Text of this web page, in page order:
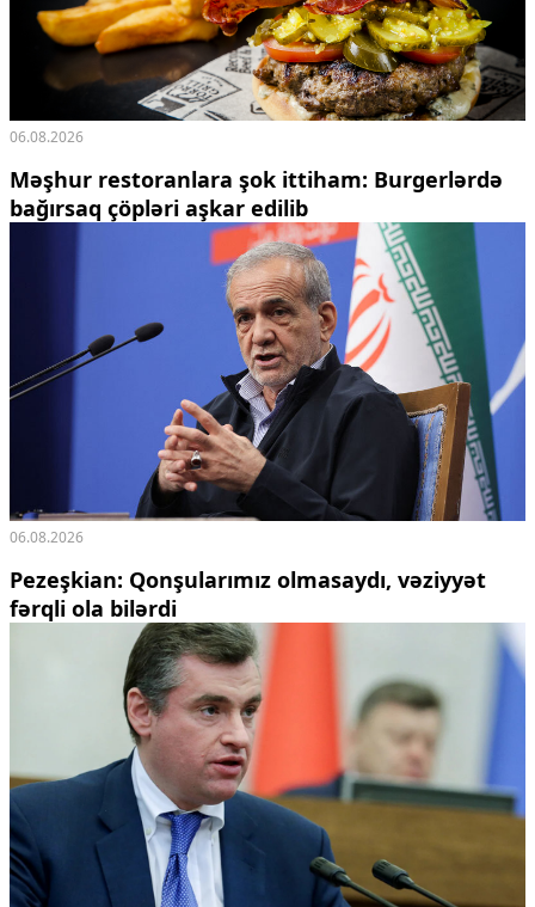
Ekologiya
Zəfər - 5
Gənclər və İdman
Media və QHT
Hadisə
Sosium
Mənəvi dəyərlər
Missiyamız
06.08.2026
Məşhur restoranlara şok ittiham: Burgerlərdə
bağırsaq çöpləri aşkar edilib
06.08.2026
Pezeşkian: Qonşularımız olmasaydı, vəziyyət
fərqli ola bilərdi